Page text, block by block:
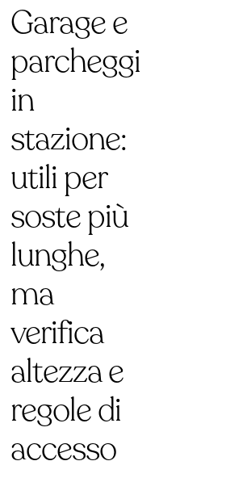
Garage e
parcheggi
in
stazione:
utili per
soste più
lunghe,
ma
verifica
altezza e
regole di
accesso